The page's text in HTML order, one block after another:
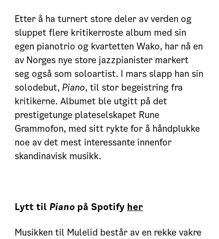
Etter å ha turnert store deler av verden og
sluppet flere kritikerroste album med sin
egen pianotrio og kvartetten Wako, har nå en
av Norges nye store jazzpianister markert
seg også som soloartist. I mars slapp han sin
solodebut, Piano, til stor begeistring fra
kritikerne. Albumet ble utgitt på det
prestigetunge plateselskapet Rune
Grammofon, med sitt rykte for å håndplukke
noe av det mest interessante innenfor
skandinavisk musikk.
Lytt til Piano på Spotify her
Musikken til Mulelid består av en rekke vakre